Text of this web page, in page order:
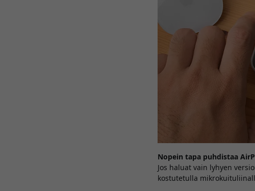
Nopein tapa puhdistaa
Jos haluat vain lyhyen
kostutetulla